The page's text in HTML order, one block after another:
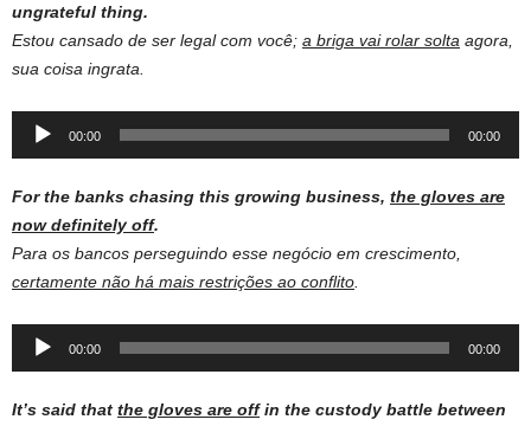
ungrateful thing.
Estou cansado de ser legal com você; a briga vai rolar solta agora,
sua coisa ingrata.
Audio
00:00 00:00
For the banks chasing this growing business, the gloves are
now definitely off.
Para os bancos perseguindo esse negócio em crescimento,
certamente não há mais restrições ao conflito
Audio
00:00 00:00
It’s said that the gloves are offin the custody battle between